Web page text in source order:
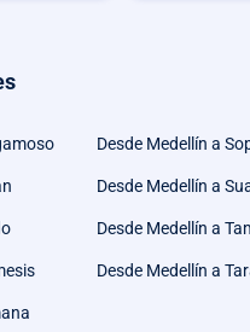
Desde Medellín a
Desde Medellín a
Desde Medellín a
Desde Medellín a